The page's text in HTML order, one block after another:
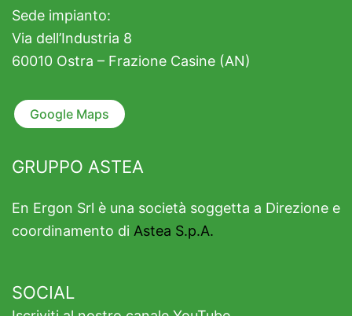
Sede impianto:
Via dell’Industria 8
60010 Ostra – Frazione Casine (AN)
Google Maps
GRUPPO ASTEA
En Ergon Srl è una società soggetta a Direzione e
coordinamento di Astea S.p.A.
SOCIAL